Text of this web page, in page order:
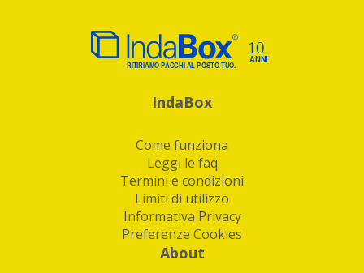
IndaBox
Come funziona
Leggi le faq
Termini e condizioni
Limiti di utilizzo
Informativa Privacy
Preferenze Cookies
About